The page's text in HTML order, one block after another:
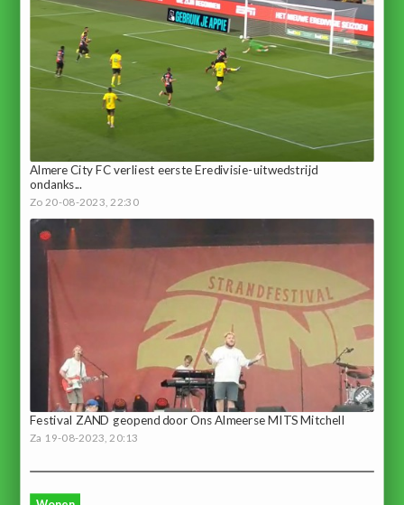
Almere City FC verliest eerste Eredivisie-uitwedstrijd
ondanks...
Zo 20-08-2023, 22:30
Festival ZAND geopend door Ons Almeerse MITS Mitchell
Za 19-08-2023, 20:13